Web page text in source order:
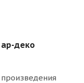
ар-деко
произведения